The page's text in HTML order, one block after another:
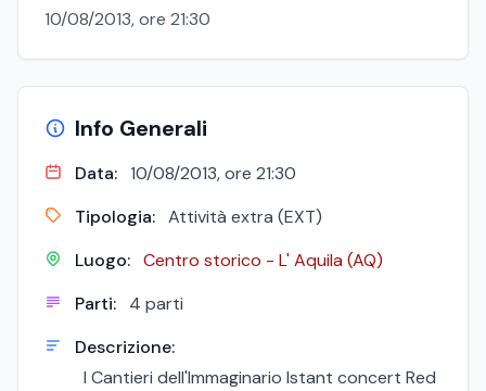
10/08/2013, ore 21:30
Info Generali
Data: 10/08/2013, ore 21:30
Tipologia: Attività extra (EXT)
Luogo: Centro storico - L' Aquila (AQ)
Parti:
4 parti
Descrizione:
I Cantieri dell'Immaginario Istant concert Red